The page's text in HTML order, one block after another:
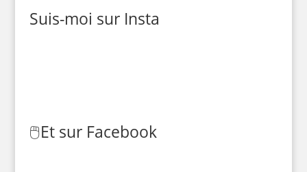
Suis-moi sur Insta
🖱️Et sur Facebook